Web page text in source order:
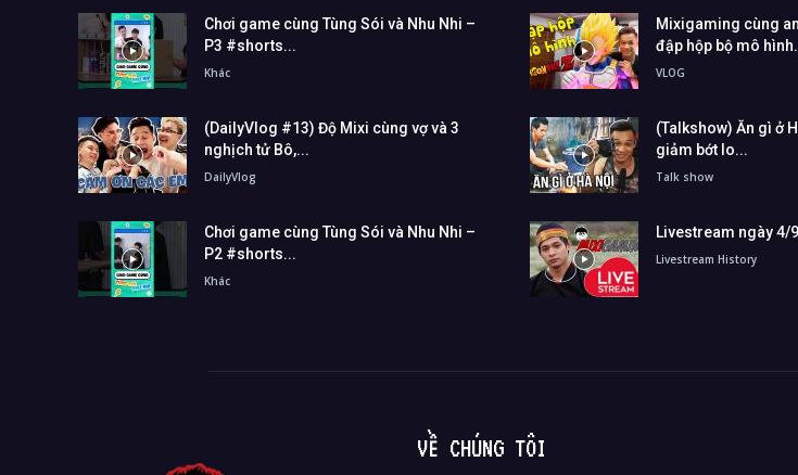
Chơi game cùng Tùng Sói và Nhu Nhi –
P3 #shorts...
Khác
(DailyVlog #13) Độ Mixi cùng vợ và 3
nghịch tử Bô,...
DailyVlog
Chơi game cùng Tùng Sói và Nhu Nhi –
P2 #shorts...
Khác
Mixigaming cùng
đập hộp bộ mô
VLOG
(Talkshow) Ăn gì ở
giảm bớt lo...
Talk show
Livestream ngày 4/
Livestream History
VỀ CHÚNG TÔI